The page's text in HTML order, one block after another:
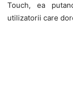
Touch, ea
utilizatorii care